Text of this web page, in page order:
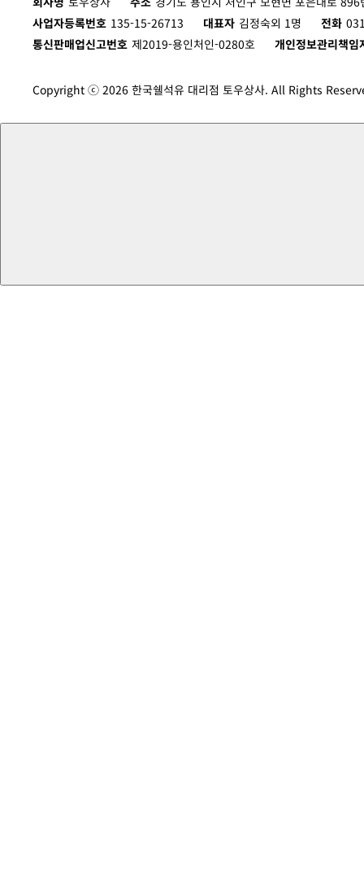
사업자등록번호 135-15-26713 대표자 김정숙외 1명 전화
통신판매업신고번호 제2019-용인처인-0280호 개인정보관리책임
Copyright ⓒ 2026 한국쉘석유 대리점 토우상사. All Rights